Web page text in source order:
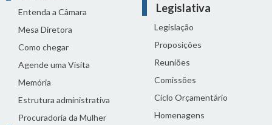
Entenda a Câmara
Mesa Diretora
Como chegar
Agende uma Visita
Memória
Estrutura administrativa
Procuradoria da Mulher
Legislativa
Legislação
Proposições
Reuniões
Comissões
Ciclo Orçamentário
Homenagens